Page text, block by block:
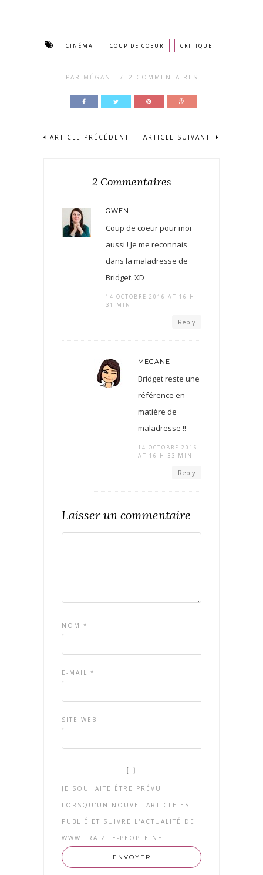
CINÉMA COUP DE COEUR CRITIQUE
PAR MÉGANE / 2 COMMENTAIRES
ARTICLE PRÉCÉDENT ARTICLE SUIVANT
2 Commentaires
GWEN
Coup de coeur pour moi
aussi ! Je me reconnais
dans la maladresse de
Bridget. XD
14 OCTOBRE 2016 AT 16 H
31 MIN
Reply
MÉGANE
Bridget reste une
référence en
matière de
maladresse !!
14 OCTOBRE 2016
AT 16 H 33 MIN
Reply
Laisser un commentaire
NOM *
E-MAIL *
SITE WEB
JE SOUHAITE ÊTRE PRÉVU
LORSQU'UN NOUVEL ARTICLE EST
PUBLIÉ ET SUIVRE L'ACTUALITÉ DE
WWW.FRAIZIIE-PEOPLE.NET